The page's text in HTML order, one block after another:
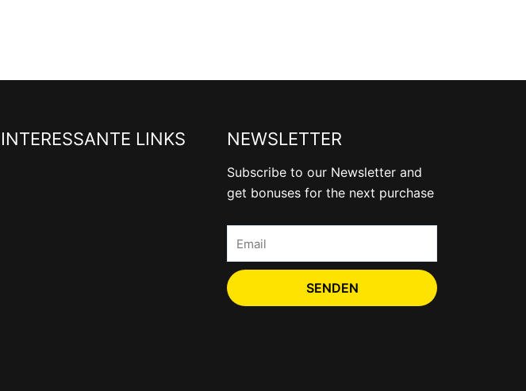
INTERESSANTE LINKS NEWSLETTER
Subscribe to our Newsletter and
get bonuses for the next purchase
SENDEN